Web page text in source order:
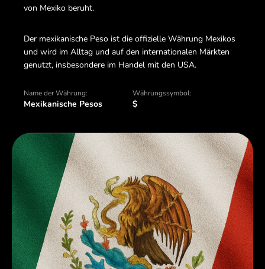
von Mexiko beruht.
Der mexikanische Peso ist die offizielle Währung Mexikos
und wird im Alltag und auf den internationalen Märkten
genutzt, insbesondere im Handel mit den USA.
Name der Währung:
Mexikanische Pesos
Währungssymbol:
$